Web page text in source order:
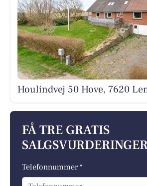
Houlindvej 50 Hove, 7620
FÅ TRE GRATIS
Telefonnummer *